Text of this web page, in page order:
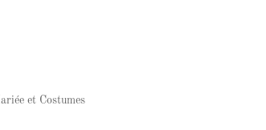
et Costumes